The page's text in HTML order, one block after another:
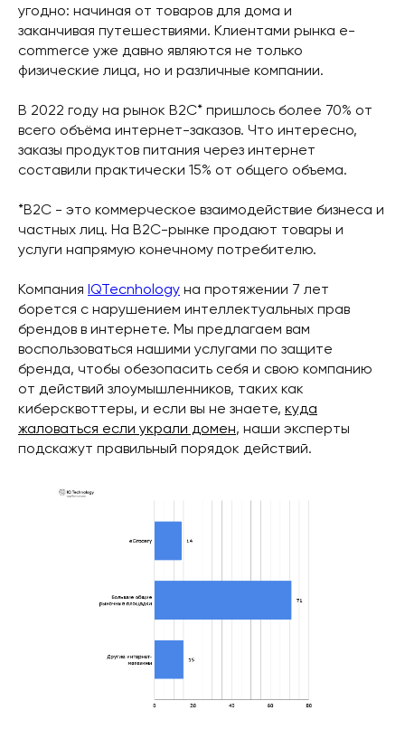
угодно: начиная от товаров для дома и
заканчивая путешествиями. Клиентами рынка e-
commerce уже давно являются не только
физические лица, но и различные компании.
В 2022 году на рынок B2C* пришлось более 70% от
всего объёма интернет-заказов. Что интересно,
заказы продуктов питания через интернет
составили практически 15% от общего объема.
*B2C - это коммерческое взаимодействие бизнеса и
частных лиц. На B2C-рынке продают товары и
услуги напрямую конечному потребителю.
Компания IQTecnhology на протяжении 7 лет
борется с нарушением интеллектуальных прав
брендов в интернете. Мы предлагаем вам
воспользоваться нашими услугами по защите
бренда, чтобы обезопасить себя и свою компанию
от действий злоумышленников, таких как
киберсквоттеры, и если вы не знаете, куда
жаловаться если украли домен, наши эксперты
подскажут правильный порядок действий.